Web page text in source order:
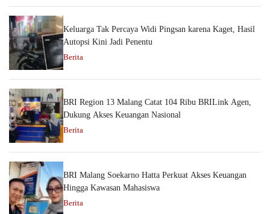
Keluarga Tak Percaya Widi Pingsan karena Kaget, Hasil
Autopsi Kini Jadi Penentu
Berita
BRI Region 13 Malang Catat 104 Ribu BRILink Agen,
Dukung Akses Keuangan Nasional
Berita
BRI Malang Soekarno Hatta Perkuat Akses Keuangan
Hingga Kawasan Mahasiswa
Berita